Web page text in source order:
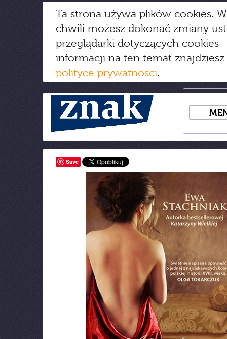
Ta strona używa plików cookies.
chwili możesz dokonać zmiany
przeglądarki dotyczących cookies
informacji na ten temat
polityce prywatności.
Save